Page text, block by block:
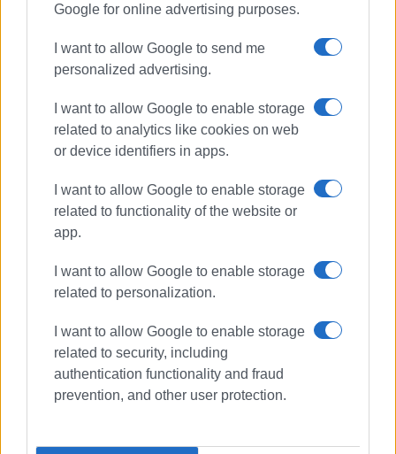
Google for online advertising purposes.
I want to allow Google to send me
personalized advertising.
I want to allow Google to enable storage
related to analytics like cookies on web
or device identifiers in apps.
I want to allow Google to enable storage
related to functionality of the website or
app.
I want to allow Google to enable storage
related to personalization.
I want to allow Google to enable storage
related to security, including
authentication functionality and fraud
prevention, and other user protection.